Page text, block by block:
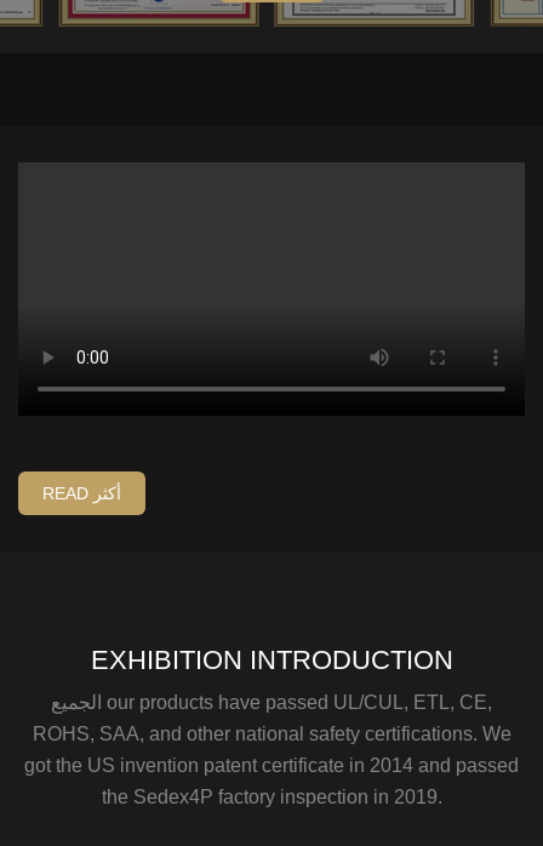
READ أكثر
EXHIBITION INTRODUCTION
الجميع our products have passed UL/CUL, ETL, CE,
ROHS, SAA, and other national safety certifications. We
got the US invention patent certificate in 2014 and passed
the Sedex4P factory inspection in 2019.